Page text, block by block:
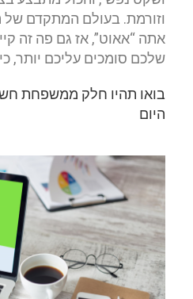
וזורמת. בעולם המתקדם של
אתה “אאוט”, אז גם פה זה
שלכם סומכים עליכם יותר,
בואו תהיו חלק ממשפחת
היום